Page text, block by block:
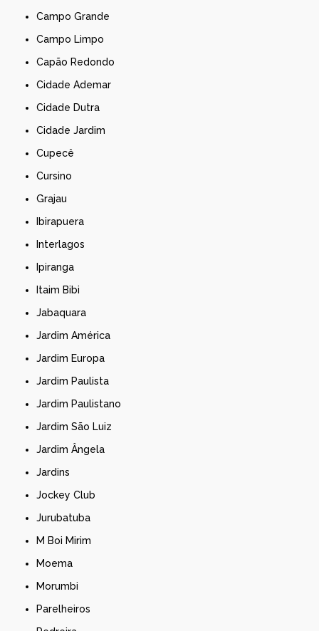
Campo Grande
Campo Limpo
Capão Redondo
Cidade Ademar
Cidade Dutra
Cidade Jardim
Cupecê
Cursino
Grajau
Ibirapuera
Interlagos
Ipiranga
Itaim Bibi
Jabaquara
Jardim América
Jardim Europa
Jardim Paulista
Jardim Paulistano
Jardim São Luiz
Jardim Ângela
Jardins
Jockey Club
Jurubatuba
M Boi Mirim
Moema
Morumbi
Parelheiros